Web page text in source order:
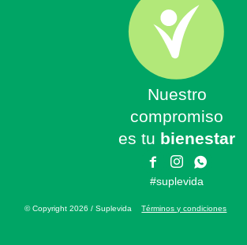
Nuestro
compromiso
es tu bienestar
 

#suplevida
© Copyright 2026 / SuplevidaTérminos y condiciones